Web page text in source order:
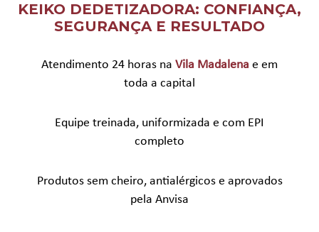
KEIKO DEDETIZADORA: CONFIANÇA,
SEGURANÇA E RESULTADO
Atendimento 24 horas na Vila Madalena e em
toda a capital
Equipe treinada, uniformizada e com EPI
completo
Produtos sem cheiro, antialérgicos e aprovados
pela Anvisa